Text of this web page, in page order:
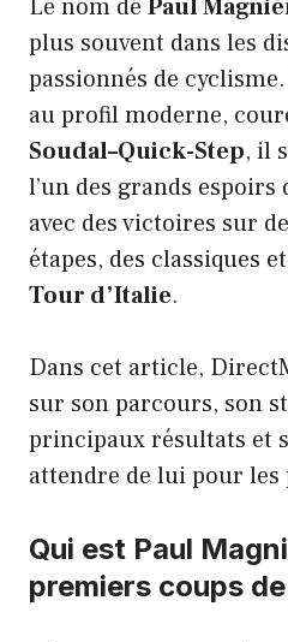
Le nom de Paul
plus souvent dans les
passionnés de
au profil moderne,
Soudal–Quick-Step, il
l’un des grands
avec des victoires sur
étapes, des classiques
Tour d’Italie.
Dans cet article,
sur son parcours, son
principaux résultats et
attendre de lui pour les
Qui est Paul
premiers coups